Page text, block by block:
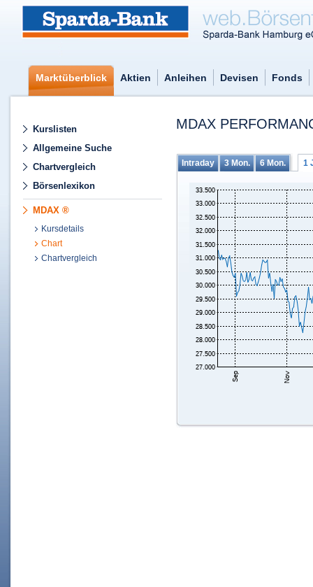
Marktüberblick Aktien Anleihen Devisen Fonds
Kurslisten
Allgemeine Suche
Chartvergleich
Börsenlexikon
MDAX ®
Kursdetails
Chart
Chartvergleich
MDAX
Intraday 3 Mon. 6 Mon. 1